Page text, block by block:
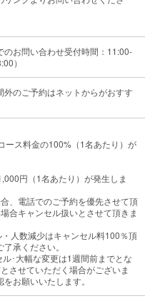
お問い合わせ受付時間：11:00-
）
のご予約はネットからがおすす
ース料金の100%（1名あたり）が
円（1名あたり）が発生しま
、電話でのご予約を優先させて頂
合キャンセル扱いとさせて頂きま
人数減少はキャンセル料100％頂
承ください。
･大幅な変更は1週間前までとな
させていただく場合がございま
お願いいたします。